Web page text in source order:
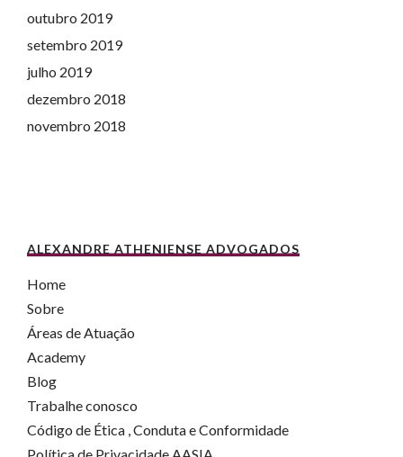
outubro 2019
setembro 2019
julho 2019
dezembro 2018
novembro 2018
ALEXANDRE ATHENIENSE ADVOGADOS
Home
Sobre
Áreas de Atuação
Academy
Blog
Trabalhe conosco
Código de Ética , Conduta e Conformidade